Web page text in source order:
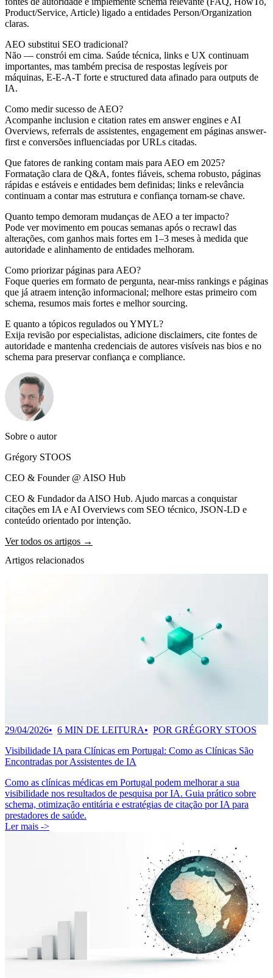
Product/Service, Article) ligado a entidades Person/Organization
claras.
AEO substitui SEO tradicional?
Não — constrói em cima. Saúde técnica, links e UX continuam
importantes, mas também precisa de respostas legíveis por
máquinas, E-E-A-T forte e structured data afinado para outputs de
IA.
Como medir sucesso de AEO?
Acompanhe inclusion e citation rates em answer engines e AI
Overviews, referrals de assistentes, engagement em páginas answer-
first e conversões influenciadas por URLs citadas.
Que fatores de ranking contam mais para AEO em 2025?
Formatação clara de Q&A, fontes fiáveis, schema robusto, páginas
rápidas e estáveis e entidades bem definidas; links e relevância
continuam a contar mas estrutura e confiança tornam-se chave.
Quanto tempo demoram mudanças de AEO a ter impacto?
Pode ver movimento em poucas semanas após o recrawl das
alterações, com ganhos mais fortes em 1–3 meses à medida que
autoridade e alinhamento de entidades melhoram.
Como priorizar páginas para AEO?
Foque queries em formato de pergunta, near-miss rankings e páginas
que já atraem intenção informacional; melhore estas primeiro com
schema, resumos mais fortes e melhor sourcing.
E quanto a tópicos regulados ou YMYL?
Exija revisão por especialistas, adicione disclaimers, cite fontes de
autoridade e mantenha credenciais de autores visíveis nas bios e no
schema para preservar confiança e compliance.
Sobre o autor
Grégory STOOS
CEO & Founder @ AISO Hub
CEO & Fundador da AISO Hub. Ajudo marcas a conquistar
citações em IA e AI Overviews com SEO técnico, JSON-LD e
conteúdo orientado por intenção.
Ver todos os artigos →
Artigos relacionados
29/04/2026 6 MIN DE LEITURA
POR GRÉGORY STOOS
Visibilidade IA para Clínicas em Portugal: Como as Clínicas São
Encontradas por Assistentes de IA
Como as clínicas médicas em Portugal podem melhorar a sua
visibilidade nos resultados de pesquisa por IA. Guia prático sobre
schema, otimização entitária e estratégias de citação por IA para
prestadores de saúde.
Ler mais ->